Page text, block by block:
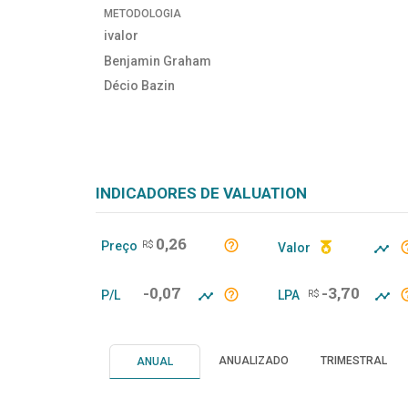
METODOLOGIA
ivalor
Benjamin Graham
Décio Bazin
INDICADORES DE VALUATION
Preço R$ 0,26 Valor
P/L -0,07 LPA R$ -3,70
ANUAL ANUALIZADO TRIMESTRAL